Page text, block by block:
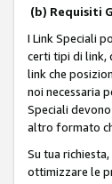
(b) Requisiti
I Link Speciali
certi tipi di link,
link che
noi necessaria
Speciali
altro formato
Su tua
ottimizzare le